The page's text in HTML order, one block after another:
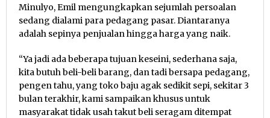
Minulyo, Emil mengungkapkan sejumlah persoalan
sedang dialami para pedagang pasar. Diantaranya
adalah sepinya penjualan hingga harga yang naik.
“Ya jadi ada beberapa tujuan keseini, sederhana saja,
kita butuh beli-beli barang, dan tadi bersapa pedagang,
pengen tahu, yang toko baju agak sedikit sepi, sekitar 3
bulan terakhir, kami sampaikan khusus untuk
masyarakat tidak usah takut beli seragam ditempat